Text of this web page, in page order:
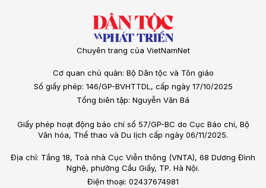
Chuyên trang của VietNamNet
Cơ quan chủ quản: Bộ Dân tộc và Tôn giáo
Số giấy phép: 146/GP-BVHTTDL, cấp ngày 17/10/2025
Tổng biên tập: Nguyễn Văn Bá
Giấy phép hoạt động báo chí số 57/GP-BC do Cục Báo chí, Bộ
Văn hóa, Thể thao và Du lịch cấp ngày 06/11/2025.
Địa chỉ: Tầng 18, Toà nhà Cục Viễn thông (VNTA), 68 Dương Đình
Nghệ, phường Cầu Giấy, TP. Hà Nội.
Điện thoại: 02437674981